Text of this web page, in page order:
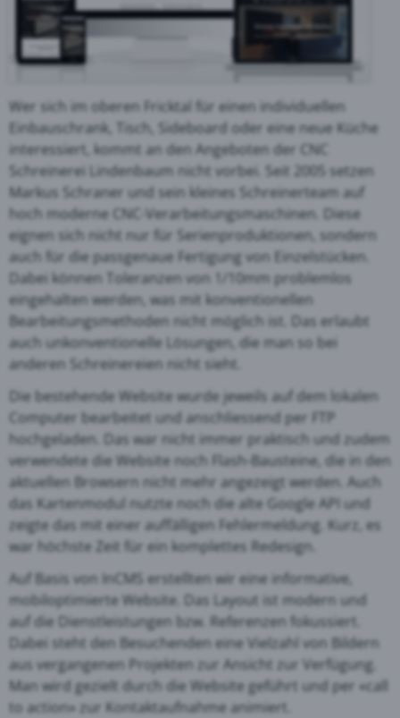
Wer sich im oberen Fricktal für einen individuellen
Einbauschrank, Tisch, Sideboard oder eine neue Küche
interessiert, kommt an den Angeboten der CNC
Schreinerei Lindenbaum nicht vorbei. Seit 2005 setzen
Markus Schraner und sein kleines Schreinerteam auf
hoch moderne CNC-Verarbeitungsmaschinen. Diese
eignen sich nicht nur für Serienproduktionen, sondern
auch für die passgenaue Fertigung von Einzelstücken.
Dabei können Toleranzen von 1/10mm problemlos
eingehalten werden, was mit konventionellen
Bearbeitungsmethoden nicht möglich ist. Das erlaubt
auch unkonventionelle Lösungen, die man so bei
anderen Schreinereien nicht sieht.
Die bestehende Website wurde jeweils auf dem lokalen
Computer bearbeitet und anschliessend per FTP
hochgeladen. Das war nicht immer praktisch und zudem
verwendete die Website noch Flash-Bausteine, die in den
aktuellen Browsern nicht mehr angezeigt werden. Auch
das Kartenmodul nutzte noch die alte Google API und
zeigte das mit einer auffälligen Fehlermeldung. Kurz, es
war höchste Zeit für ein komplettes Redesign.
Auf Basis von InCMS erstellten wir eine informative,
mobiloptimierte Website. Das Layout ist modern und
auf die Dienstleistungen bzw. Referenzen fokussiert.
Dabei steht den Besuchenden eine Vielzahl von Bildern
aus vergangenen Projekten zur Ansicht zur Verfügung.
Man wird gezielt durch die Website geführt und per «call
to action» zur Kontaktaufnahme animiert.